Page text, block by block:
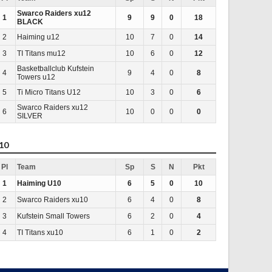
1
Swarco Raiders xu12
BLACK
9 9 0 18
2 Haiming u12 10 7 0
14
3
TI Titans mu12 10 6 0 12
4
Basketballclub Kufstein
Towers u12
9 4 0 8
5 Ti Micro Titans U12 10 3 0 6
6
Swarco Raiders xu12
SILVER
10 0 0 0
Pl Team Sp S N
Pkt
1
Haiming U10 6 5 0
10
2
Swarco Raiders xu10 6 4 0
8
3
Kufstein Small Towers 6 2 0
4
4
TI Titans xu10 6 1 0 2